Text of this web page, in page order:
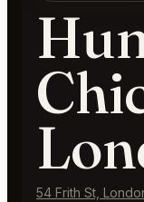
54 Frith St,